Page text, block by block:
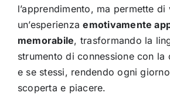
l’apprendimento, ma permette di
un’esperienzaemotivamente
memorabile, trasformando la
strumento di connessione con la
e se stessi, rendendo ogni
scoperta e piacere.